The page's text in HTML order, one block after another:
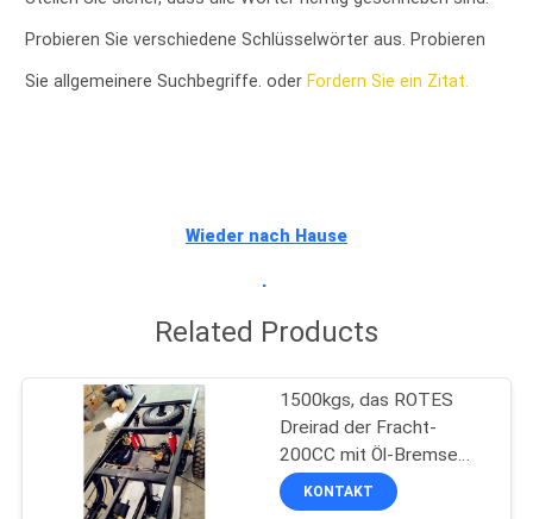
TRETEN
NACHRICHTEN
FORDERN
Probieren Sie verschiedene Schlüsselwörter aus. Probieren
Sie allgemeinere Suchbegriffe. oder Fordern Sie ein Zitat.
Wieder nach Hause
gehen
Related Products
1500kgs, das ROTES
Dreirad der Fracht-
200CC mit Öl-Bremse
lädtKONTAKT